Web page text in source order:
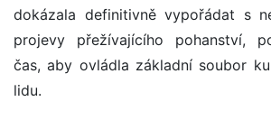
dokázala definitivně vypořádat s
projevy přežívajícího pohanství,
čas, aby ovládla základní soubor
lidu.